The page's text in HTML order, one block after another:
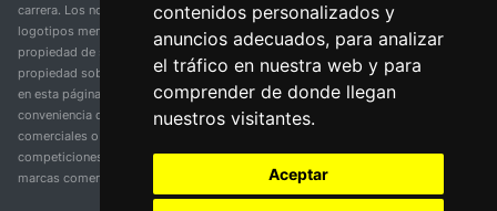
contenidos personalizados y
anuncios adecuados, para analizar
el tráfico en nuestra web y para
comprender de donde llegan
nuestros visitantes.
Aceptar
carrera. Los nombres de equipos, competiciones, marcas comerciales y
logotipos mencionados en esta página de resultados de ciclismo son
propiedad de sus respectivos dueños. No tenemos afiliación, patrocinio ni
propiedad sobre estas marcas comerciales. Toda la información proporcionada
en esta página se presenta únicamente con fines informativos y para la
conveniencia de nuestros usuarios. Cualquier uso de nombres, marcas
comerciales o logotipos tiene el único propósito de identificar equipos y
competiciones y no implica asociación o respaldo. Todos los derechos de las
marcas comerciales mencionadas aquí pertenecen a sus propietarios legítimos.